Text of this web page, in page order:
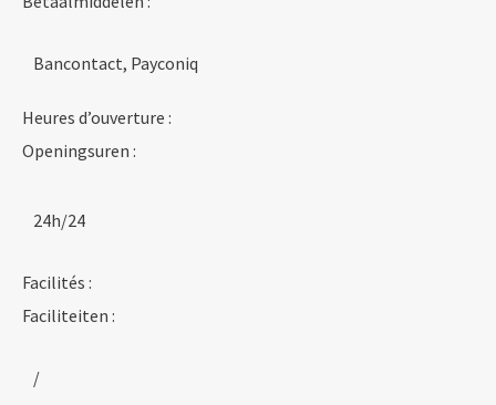
Bancontact, Payconiq
Heures d’ouverture :
Openingsuren :
24h/24
Facilités :
Faciliteiten :
/